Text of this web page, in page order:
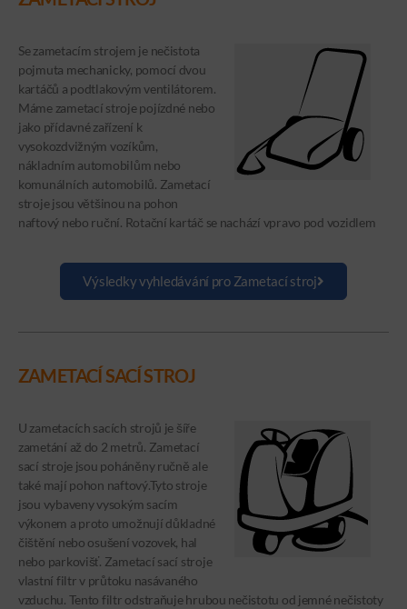
Se zametacím strojem je nečistota
pojmuta mechanicky, pomocí dvou
kartáčů a podtlakovým ventilátorem.
Máme zametací stroje pojízdné nebo
jako přídavné zařízení k
vysokozdvižným vozíkům,
nákladním automobilům nebo
komunálních automobilů. Zametací
stroje jsou většinou na pohon
naftový nebo ruční. Rotační kartáč se nachází vpravo pod vozidlem
Výsledky vyhledávání pro Zametací stroj
ZAMETACÍ SACÍ STROJ
U zametacích sacích strojů je šíře
zametání až do 2 metrů. Zametací
sací stroje jsou poháněny ručně ale
také mají pohon naftový.Tyto stroje
jsou vybaveny vysokým sacím
výkonem a proto umožnují důkladné
čištění nebo osušení vozovek, hal
nebo parkovišť. Zametací sací stroje
vlastní filtr v průtoku nasávaného
vzduchu. Tento filtr odstraňuje hrubou nečistotu od jemné nečistoty